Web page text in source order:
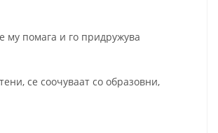
му помага и го придружува
се соочуваат со образовни,